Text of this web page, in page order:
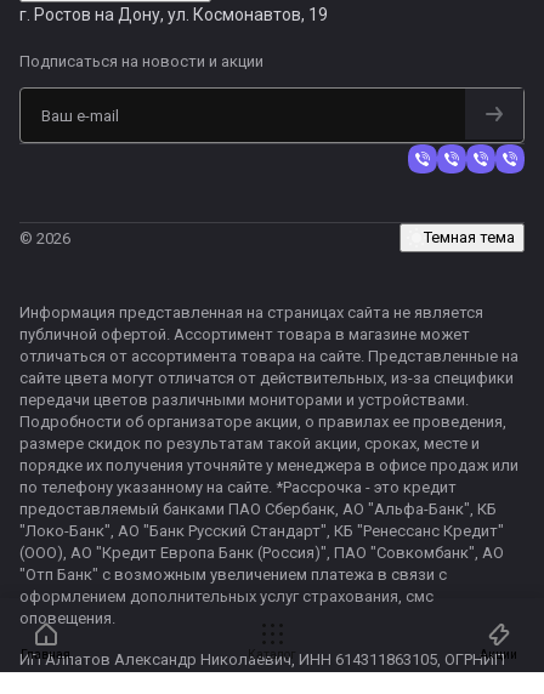
Главная Каталог Акции
г. Ростов на Дону, ул. Космонавтов, 19
Подписаться на новости и акции
© 2026 Темная тема
Информация представленная на страницах сайта не является
публичной офертой. Ассортимент товара в магазине может
отличаться от ассортимента товара на сайте. Представленные на
сайте цвета могут отличатся от действительных, из-за специфики
передачи цветов различными мониторами и устройствами.
Подробности об организаторе акции, о правилах ее проведения,
размере скидок по результатам такой акции, сроках, месте и
порядке их получения уточняйте у менеджера в офисе продаж или
по телефону указанному на сайте. *Рассрочка - это кредит
предоставляемый банками ПАО Сбербанк, АО "Альфа-Банк", КБ
"Локо-Банк", АО "Банк Русский Стандарт", КБ "Ренессанс Кредит"
(ООО), АО "Кредит Европа Банк (Россия)", ПАО "Совкомбанк", АО
"Отп Банк" с возможным увеличением платежа в связи с
оформлением дополнительных услуг страхования, смс
оповещения.
ИП Алпатов Александр Николаевич, ИНН 614311863105, ОГРНИП